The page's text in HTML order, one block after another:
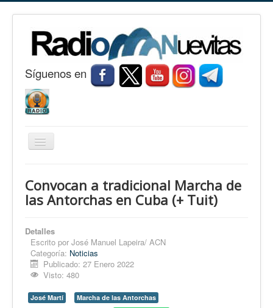
Síguenos en
Cambiar
Nuevitas
Conozca Nuevitas
Fotorreportaje
Opinión
En audio
Convocan a tradicional Marcha de
las Antorchas en Cuba (+ Tuit)
Detalles
Escrito por José Manuel Lapeira/ ACN
Categoría: Noticias
Publicado: 27 Enero 2022
Visto: 480
José Martí
Marcha de las Antorchas